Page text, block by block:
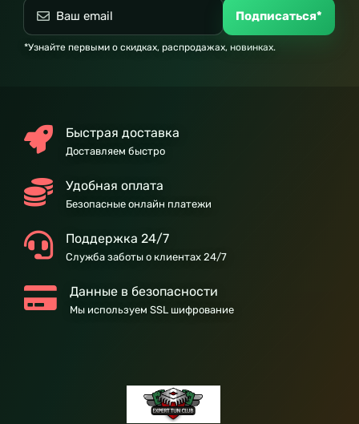
Подписаться*
*Узнайте первыми о скидках, распродажах, новинках.
Быстрая доставка
Доставляем быстро
Удобная оплата
Безопасные онлайн платежи
Поддержка 24/7
Служба заботы о клиентах 24/7
Данные в безопасности
Мы используем SSL шифрование